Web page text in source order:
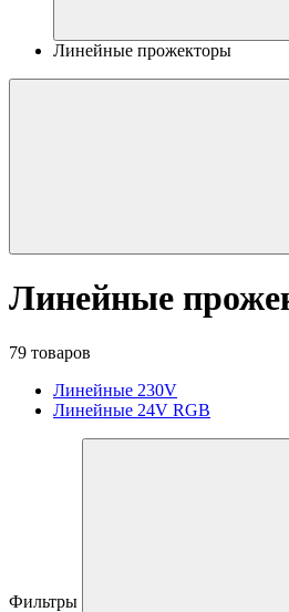
Линейные прожекторы
Линейные
79 товаров
Линейные 230V
Линейные 24V RGB
Фильтры